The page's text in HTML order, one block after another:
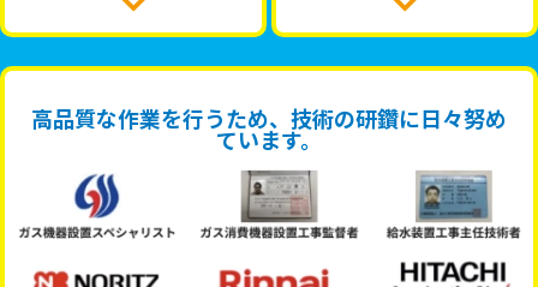
高品質な作業を行うため、技術の研鑽に日々努め
ています。